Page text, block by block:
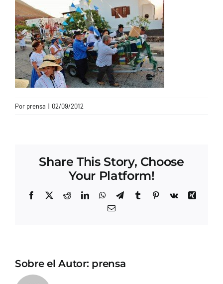
CONTACTO
Por prensa | 02/09/2012
Share This Story, Choose
Your Platform!
Facebook
X RedditLinkedInWhatsApp
TelegramTumblrPinterest
Vk
Xing
Correo
Sobre el Autor: prensa